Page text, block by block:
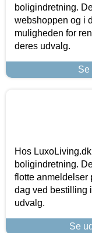
boligindretning.
webshoppen og i
muligheden for
deres udvalg.
Se
Hos
boligindretning.
flotte anmeldelser
dag ved bestilling
udvalg.
Se